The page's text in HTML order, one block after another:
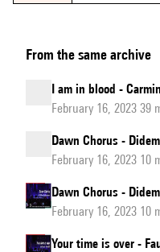
From the same archive
I am in blood -
February 16, 2023 39
Dawn Chorus -
February 16, 2023 10
Dawn Chorus -
February 16, 2023 10
Your time is over -